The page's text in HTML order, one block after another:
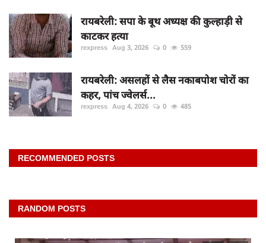
रायबरेली: सपा के बूथ अध्यक्ष की कुल्हाड़ी से
काटकर हत्या
rexpress Aug 3, 2026 0 559
रायबरेली: असलहों से लैस नकाबपोश चोरों का
कहर, पांच ज्वेलर्स...
rexpress Aug 4, 2026 0 485
RECOMMENDED POSTS
RANDOM POSTS